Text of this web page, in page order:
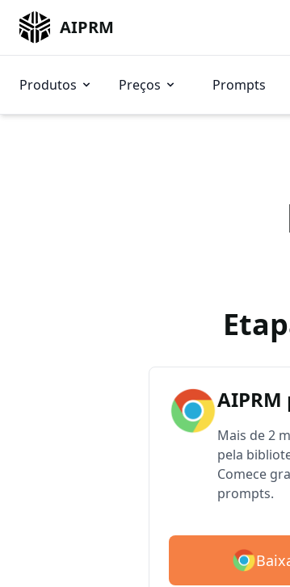
AIPRM
Produtos Preços Prompts
AIPRM
Mais de 2
pela
Comece
prompts.